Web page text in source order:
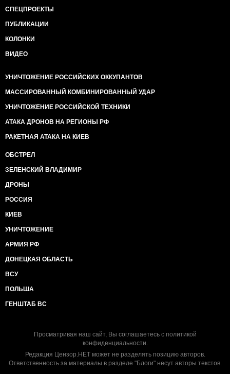
СПЕЦПРОЕКТЫ
ПУБЛИКАЦИИ
КОЛОНКИ
ВИДЕО
УНИЧТОЖЕНИЕ РОССИЙСКИХ ОККУПАНТОВ
МАССИРОВАННЫЙ КОМБИНИРОВАННЫЙ УДАР
УНИЧТОЖЕНИЕ РОССИЙСКОЙ ТЕХНИКИ
АТАКА ДРОНОВ НА РЕГИОНЫ РФ
РАКЕТНАЯ АТАКА НА КИЕВ
ОБСТРЕЛ
ЗЕЛЕНСКИЙ ВЛАДИМИР
ДРОНЫ
РОССИЯ
КИЕВ
УНИЧТОЖЕНИЕ
АРМИЯ РФ
ДОНЕЦКАЯ ОБЛАСТЬ
ВСУ
ПОЛЬША
ГЕНШТАБ ВС
Просматривая наш сайт, Вы соглашаетесь с политикой
конфиденциальности.
Редакция Цензор.НЕТ может не разделять позицию авторов.
Ответственность за материалы в разделе "Блоги" несут авторы текстов.